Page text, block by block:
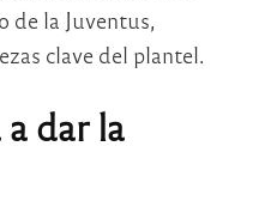
de la Juventus,
clave del plantel.
dar la